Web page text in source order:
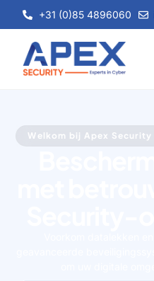
+31 (0)85 4896060
Welkom bij Apex Security